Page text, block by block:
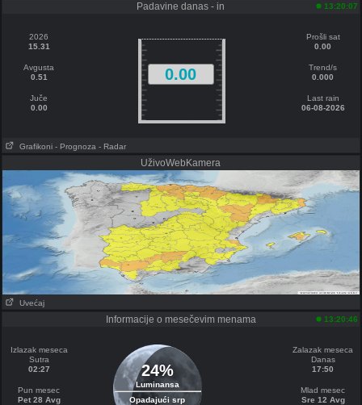
Padavine danas - in 13:20:07
2026
15.31
Avgusta
0.51
Juče
0.00
0.00
Prošli sat
0.00
Trend/s
0.000
Last rain
06-08-2026
Grafikoni - Prognoza - Radar
UživoWebKamera
Uvećaj
Informacije o mesečevim menama 13:20:46
Izlazak meseca
Sutra
02:27
Pun mesec
Pet 28 Avg
24%
Luminansa
Opadajući srp
Zalazak meseca
Danas
17:50
Mlad mesec
Sre 12 Avg